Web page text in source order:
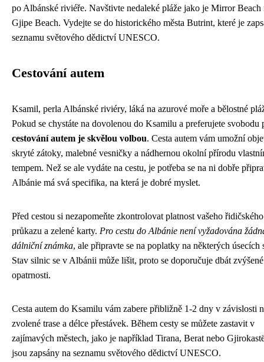
po Albánské riviéře. Navštivte nedaleké pláže jako je Mirror Beach
Gjipe Beach. Vydejte se do historického města Butrint, které je
seznamu světového dědictví UNESCO.
Cestování autem
Ksamil, perla Albánské riviéry, láká na azurové moře a bělostné
Pokud se chystáte na dovolenou do Ksamilu a preferujete svobodu
cestování autem je skvělou volbou. Cesta autem vám umožní
skryté zátoky, malebné vesničky a nádhernou okolní přírodu
tempem. Než se ale vydáte na cestu, je potřeba se na ni dobře
Albánie má svá specifika, na která je dobré myslet.
Před cestou si nezapomeňte zkontrolovat platnost vašeho řidičského
průkazu a zelené karty. Pro cestu do Albánie není vyžadována
dálniční známka, ale připravte se na poplatky na některých úsecích
Stav silnic se v Albánii může lišit, proto se doporučuje dbát zvýšené
opatrnosti.
Cesta autem do Ksamilu vám zabere přibližně 1-2 dny v závislosti
zvolené trase a délce přestávek. Během cesty se můžete zastavit v
zajímavých městech, jako je například Tirana, Berat nebo
jsou zapsány na seznamu světového dědictví UNESCO.